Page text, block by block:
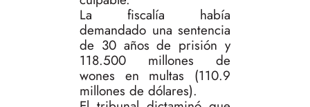
La fiscalía había
demandado una sentencia
de 30 años de prisión y
118.500 millones de
wones en multas (110.9
millones de dólares).